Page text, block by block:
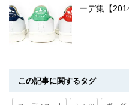
ーデ集【
この記事に関するタグ